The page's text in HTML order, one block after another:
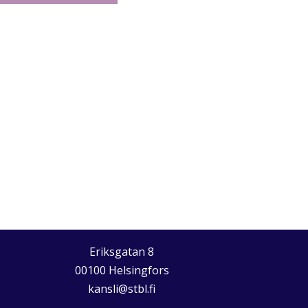
Eriksgatan 8
00100 Helsingfors
kansli@stbl.fi